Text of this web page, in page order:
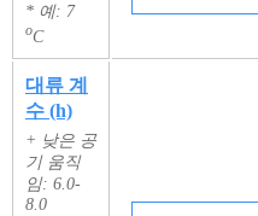
* 예: 7
oC
대류 계
수 (h)
+ 낮은 공
기 움직
임: 6.0-
8.0